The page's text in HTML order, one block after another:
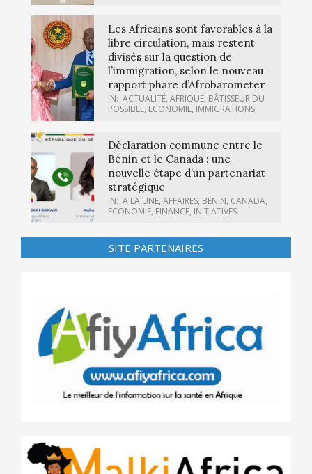
Les Africains sont favorables à la
libre circulation, mais restent
divisés sur la question de
l’immigration, selon le nouveau
rapport phare d’Afrobarometer
IN: ACTUALITÉ, AFRIQUE, BÂTISSEUR DU
POSSIBLE, ECONOMIE, IMMIGRATIONS
Déclaration commune entre le
Bénin et le Canada : une
nouvelle étape d’un partenariat
stratégique
IN: A LA UNE, AFFAIRES, BÉNIN, CANADA,
ECONOMIE, FINANCE, INITIATIVES
SITE PARTENAIRES